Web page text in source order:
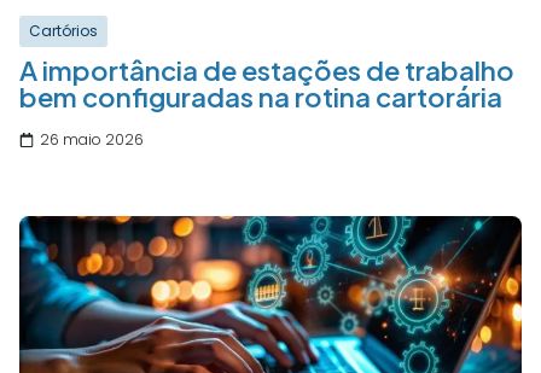
Cartórios
A importância de estações de trabalho
bem configuradas na rotina cartorária
26 maio 2026